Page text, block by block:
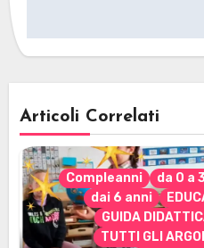
Articoli Correlati
Compleanni da 0 a
dai 6 anni
GUIDA
TUTTI GLI